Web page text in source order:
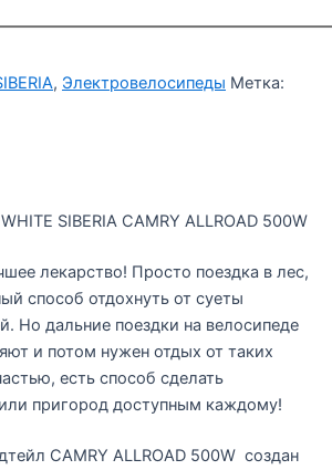
, Электровелосипеды Метка:
SIBERIA CAMRY ALLROAD 500W
лекарство! Просто поездка в лес,
способ отдохнуть от суеты
Но дальние поездки на велосипеде
и потом нужен отдых от таких
есть способ сделать
пригород доступным каждому!
CAMRY ALLROAD 500W создан